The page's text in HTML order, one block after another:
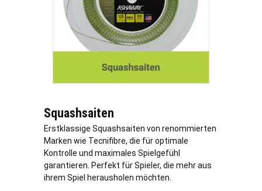
Squashsaiten
Erstklassige Squashsaiten von renommierten
Marken wie Tecnifibre, die für optimale
Kontrolle und maximales Spielgefühl
garantieren. Perfekt für Spieler, die mehr aus
ihrem Spiel herausholen möchten.